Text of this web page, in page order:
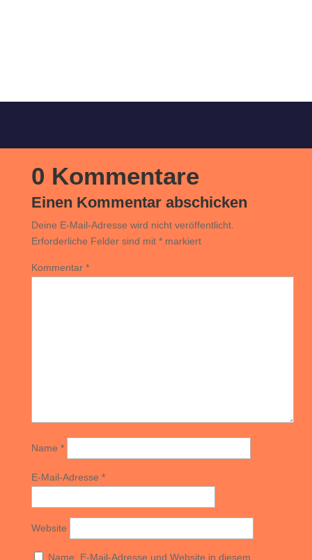
0 Kommentare
Einen Kommentar abschicken
Deine E-Mail-Adresse wird nicht veröffentlicht.
Erforderliche Felder sind mit *markiert
Kommentar *
Name *
E-Mail-Adresse *
Website
Name, E-Mail-Adresse und Website in diesem